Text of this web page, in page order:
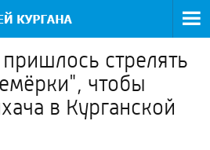
стрелять
чтобы
в Курганской